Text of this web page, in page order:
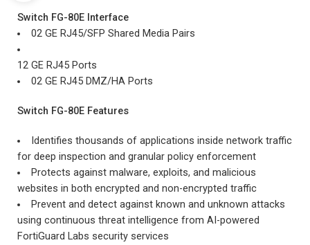
Switch FG-80E Interface
02 GE RJ45/SFP Shared Media Pairs
12 GE RJ45 Ports
02 GE RJ45 DMZ/HA Ports
Switch FG-80E Features
Identifies thousands of applications inside network traffic
for deep inspection and granular policy enforcement
Protects against malware, exploits, and malicious
websites in both encrypted and non-encrypted traffic
Prevent and detect against known and unknown attacks
using continuous threat intelligence from AI-powered
FortiGuard Labs security services